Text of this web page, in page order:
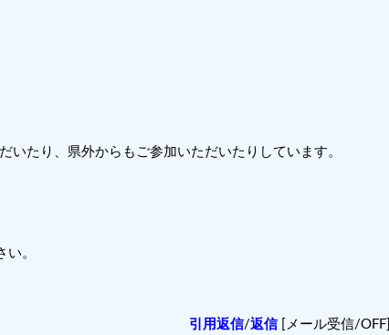
たり、県外からもご参加いただいたりしています。
。
引用返信/返信[メール受信/OFF]